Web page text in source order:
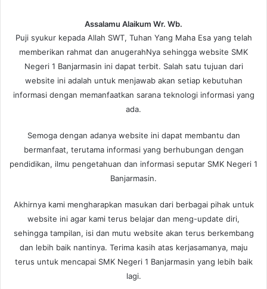
Assalamu Alaikum Wr. Wb.
Puji syukur kepada Allah SWT, Tuhan Yang Maha Esa yang telah
memberikan rahmat dan anugerahNya sehingga website SMK
Negeri 1 Banjarmasin ini dapat terbit. Salah satu tujuan dari
website ini adalah untuk menjawab akan setiap kebutuhan
informasi dengan memanfaatkan sarana teknologi informasi yang
ada.
Semoga dengan adanya website ini dapat membantu dan
bermanfaat, terutama informasi yang berhubungan dengan
pendidikan, ilmu pengetahuan dan informasi seputar SMK Negeri 1
Banjarmasin.
Akhirnya kami mengharapkan masukan dari berbagai pihak untuk
website ini agar kami terus belajar dan meng-update diri,
sehingga tampilan, isi dan mutu website akan terus berkembang
dan lebih baik nantinya. Terima kasih atas kerjasamanya, maju
terus untuk mencapai SMK Negeri 1 Banjarmasin yang lebih baik
lagi.